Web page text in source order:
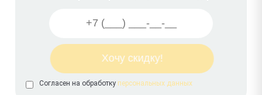
Согласен на обработку персональных данных